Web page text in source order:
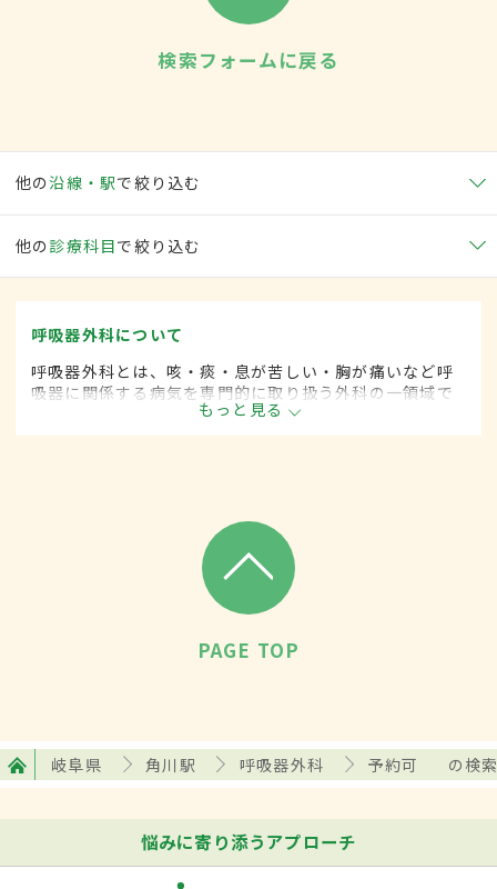
検索フォームに戻る
他の沿線・駅で絞り込む
他の 診療科目で絞り込む
呼吸器外科について
呼吸器外科とは、咳・痰・息が苦しい・胸が痛いなど呼
吸器に関係する病気を専門的に取り扱う外科の一領域で
す。平成20年4月の制度改正前は、呼吸器科と呼ばれて
いました。
もっと見る
PAGE TOP
岐阜県 角川駅 呼吸器外科 予約可 の検
悩みに寄り添うアプローチ